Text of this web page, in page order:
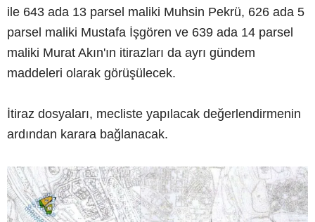
ile 643 ada 13 parsel maliki Muhsin Pekrü, 626 ada 5
parsel maliki Mustafa İşgören ve 639 ada 14 parsel
maliki Murat Akın'ın itirazları da ayrı gündem
maddeleri olarak görüşülecek.
İtiraz dosyaları, mecliste yapılacak değerlendirmenin
ardından karara bağlanacak.